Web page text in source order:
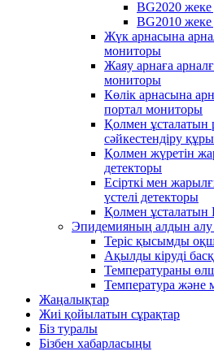
BG2020 жеке
BG2010 жеке
Жүк арнасына
мониторы
Жаяу арнаға
мониторы
Көлік арнасына
портал мониторы
Қолмен ұсталатын
сәйкестендіру
Қолмен жүретін
детекторы
Есірткі мен
үстелі детекторы
Қолмен ұсталатын
Эпидемияның алдын
Теріс қысымды
Ақылды кіруді
Температураны
Температура және
Жаңалықтар
Жиі қойылатын сұрақтар
Біз туралы
Бізбен хабарласыңы